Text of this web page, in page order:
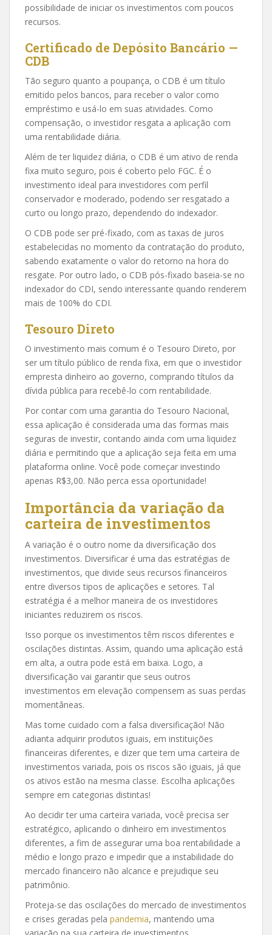
possibilidade de iniciar os investimentos com poucos
recursos.
Certificado de Depósito Bancário —
CDB
Tão seguro quanto a poupança, o CDB é um título
emitido pelos bancos, para receber o valor como
empréstimo e usá-lo em suas atividades. Como
compensação, o investidor resgata a aplicação com
uma rentabilidade diária.
Além de ter liquidez diária, o CDB é um ativo de renda
fixa muito seguro, pois é coberto pelo FGC. É o
investimento ideal para investidores com perfil
conservador e moderado, podendo ser resgatado a
curto ou longo prazo, dependendo do indexador.
O CDB pode ser pré-fixado, com as taxas de juros
estabelecidas no momento da contratação do produto,
sabendo exatamente o valor do retorno na hora do
resgate. Por outro lado, o CDB pós-fixado baseia-se no
indexador do CDI, sendo interessante quando renderem
mais de 100% do CDI.
Tesouro Direto
O investimento mais comum é o Tesouro Direto, por
ser um título público de renda fixa, em que o investidor
empresta dinheiro ao governo, comprando títulos da
dívida pública para recebê-lo com rentabilidade.
Por contar com uma garantia do Tesouro Nacional,
essa aplicação é considerada uma das formas mais
seguras de investir, contando ainda com uma liquidez
diária e permitindo que a aplicação seja feita em uma
plataforma online. Você pode começar investindo
apenas R$3,00. Não perca essa oportunidade!
Importância da variação da
carteira de investimentos
A variação é o outro nome da diversificação dos
investimentos. Diversificar é uma das estratégias de
investimentos, que divide seus recursos financeiros
entre diversos tipos de aplicações e setores. Tal
estratégia é a melhor maneira de os investidores
iniciantes reduzirem os riscos.
Isso porque os investimentos têm riscos diferentes e
oscilações distintas. Assim, quando uma aplicação está
em alta, a outra pode está em baixa. Logo, a
diversificação vai garantir que seus outros
investimentos em elevação compensem as suas perdas
momentâneas.
Mas tome cuidado com a falsa diversificação! Não
adianta adquirir produtos iguais, em instituições
financeiras diferentes, e dizer que tem uma carteira de
investimentos variada, pois os riscos são iguais, já que
os ativos estão na mesma classe. Escolha aplicações
sempre em categorias distintas!
Ao decidir ter uma carteira variada, você precisa ser
estratégico, aplicando o dinheiro em investimentos
diferentes, a fim de assegurar uma boa rentabilidade a
médio e longo prazo e impedir que a instabilidade do
mercado financeiro não alcance e prejudique seu
patrimônio.
Proteja-se das oscilações do mercado de investimentos
e crises geradas pela pandemia, mantendo uma
variação na sua carteira de investimentos.